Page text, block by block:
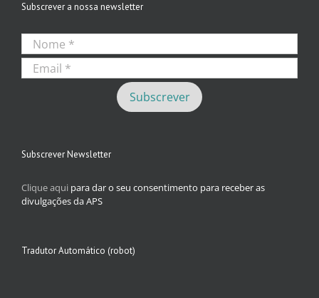
Subscrever a nossa newsletter
Subscrever Newsletter
Clique aqui para dar o seu consentimento para receber as
divulgações da APS
Tradutor Automático (robot)